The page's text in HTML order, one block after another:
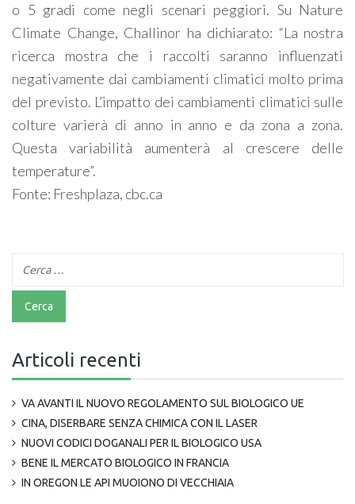
o 5 gradi come negli scenari peggiori. Su Nature
Climate Change, Challinor ha dichiarato: “La nostra
ricerca mostra che i raccolti saranno influenzati
negativamente dai cambiamenti climatici molto prima
del previsto. L’impatto dei cambiamenti climatici sulle
colture varierà di anno in anno e da zona a zona.
Questa variabilità aumenterà al crescere delle
temperature”.
Fonte: Freshplaza, cbc.ca
Articoli recenti
VA AVANTI IL NUOVO REGOLAMENTO SUL BIOLOGICO UE
CINA, DISERBARE SENZA CHIMICA CON IL LASER
NUOVI CODICI DOGANALI PER IL BIOLOGICO USA
BENE IL MERCATO BIOLOGICO IN FRANCIA
IN OREGON LE API MUOIONO DI VECCHIAIA